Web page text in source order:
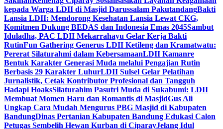
kepada Warga LDII di Masjid Darussalam PakutandangBakti
Lansia LDII: Mendorong Kesehatan Lansia Lewat CKG,
Komitmen Dukung BEDAS dan Indonesia Emas 2045Sambut
Iduladha, PAC LDII Mekarrahayu Gelar Kerja Bakti
RutinFun Gathering Generus LDII Ketileng dan Kramatwatu:
Pererat Silaturahmi dalam KebersamaanLDII Kamanre
Bentuk Karakter Generasi Muda melalui Pengajian Rutin
Berbasis 29 Karakter LuhurLDII Sulsel Gelar Pelatihan
Jurnalistik, Cetak Kontributor Profesional dan Tangguh
Hadapi HoaksSilaturahim Pasutri Muda di Sukabumi: LDII
Membuat Momen Haru dan Romantis di MasjidGus Ali
Ungkap Cara Mudah Mengurus PBG Masjid di Kabupaten
BandungDinas Pertanian Kabupaten Bandung Edukasi Calon
Petugas Sembelih Hewan Kurban di CiparayJelang Idul